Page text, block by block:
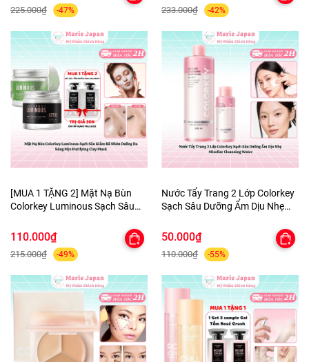
225.000₫ -47% 233.000₫ -42%
[MUA 1 TẶNG 2] Mặt Nạ Bùn
Colorkey Luminous Sạch Sâu
Mịn Purifying Clay Mask - TẶNG
SET SAMPLE 2 GEL TẮM
110.000₫
215.000₫ -49%
Nước Tẩy Trang 2 Lớp Colorkey
Sạch Sâu Dưỡng Ẩm Dịu Nhẹ
50.000₫
110.000₫ -55%